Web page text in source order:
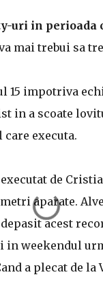
uri in
mai trebui sa
impotriva
in a scoate
executa.
de
aparate.
depasit acest
in weekendul
a plecat de la